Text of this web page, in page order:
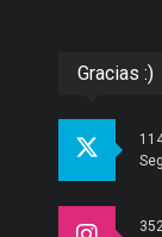
Gracias :)